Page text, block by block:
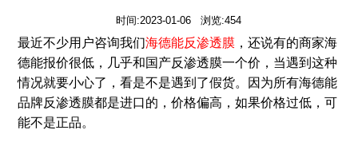
时间:2023-01-06 浏览:454
最近不少用户咨询我们海德能反渗透膜，还说有的商家海
德能报价很低，几乎和国产反渗透膜一个价，当遇到这种
情况就要小心了，看是不是遇到了假货。因为所有海德能
品牌反渗透膜都是进口的，价格偏高，如果价格过低，可
能不是正品。